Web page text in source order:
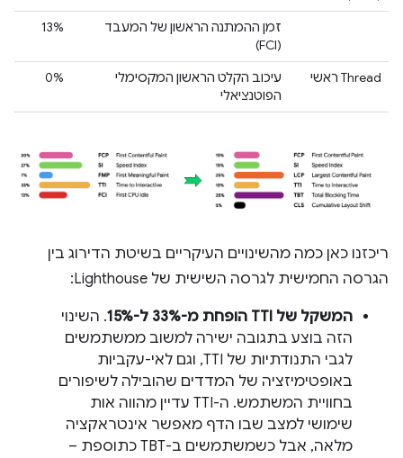
זמן ההמתנה הראשון של המעבד
(FCI)
13%
Thread ראשי
עיכוב הקלט הראשון המקסימלי
הפוטנציאלי
0%
ריכזנו כאן כמה מהשינויים העיקריים בשיטת הדירוג בין
הגרסה החמישית לגרסה השישית של Lighthouse:
המשקל של TTI הופחת מ-33% ל-15%
. השינוי
הזה בוצע בתגובה ישירה למשוב ממשתמשים
לגבי התנודתיות של TTI, וגם לאי-עקביות
באופטימיזציה של המדדים שהובילה לשיפורים
בחוויית המשתמש. ה-TTI עדיין מהווה אות
שימושי למצב שבו הדף מאפשר אינטראקציה
מלאה, אבל כשמשתמשים ב-TBT כתוספת –